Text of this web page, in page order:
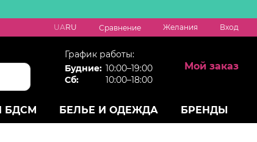
UARU Сравнение Желания Вход
График работы:
Будние: 10:00–19:00
Сб:
10:00–18:00
Мой заказ
БДСМ БЕЛЬЕ И ОДЕЖДА БРЕНДЫ